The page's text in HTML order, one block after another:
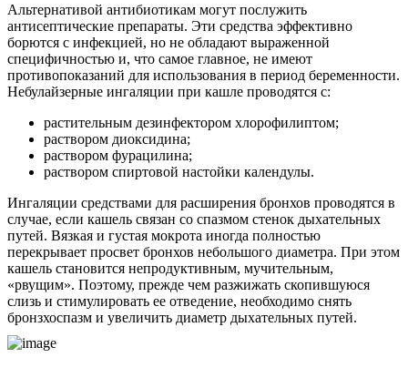
Альтернативой антибиотикам могут послужить
антисептические препараты. Эти средства эффективно
борются с инфекцией, но не обладают выраженной
специфичностью и, что самое главное, не имеют
противопоказаний для использования в период беременности.
Небулайзерные ингаляции при кашле проводятся с:
растительным дезинфектором хлорофилиптом;
раствором диоксидина;
раствором фурацилина;
раствором спиртовой настойки календулы.
Ингаляции средствами для расширения бронхов проводятся в
случае, если кашель связан со спазмом стенок дыхательных
путей. Вязкая и густая мокрота иногда полностью
перекрывает просвет бронхов небольшого диаметра. При этом
кашель становится непродуктивным, мучительным,
«рвущим». Поэтому, прежде чем разжижать скопившуюся
слизь и стимулировать ее отведение, необходимо снять
бронзхоспазм и увеличить диаметр дыхательных путей.